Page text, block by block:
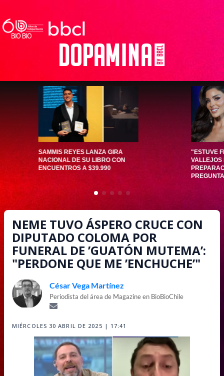
SAMMIS REYES LANZA GIRA
NACIONAL DE SU LIBRO CON
ENCUENTROS A $39.990
"ESTUVE
VALLEJOS
NEME TUVO ÁSPERO CRUCE CON
DIPUTADO COLOMA POR
FUNERAL DE ’GUATÓN MUTEMA’:
"PERDONE QUE ME ’ENCHUCHE’"
César Vega Martínez
Periodista del área de Magazine en BioBioChile
MIÉRCOLES 30 ABRIL DE 2025 | 17:41